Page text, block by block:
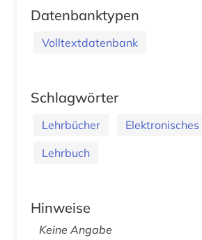
Datenbanktypen
Volltextdatenbank
Schlagwörter
Lehrbücher
Elektronisches
Lehrbuch
Hinweise
Keine Angabe